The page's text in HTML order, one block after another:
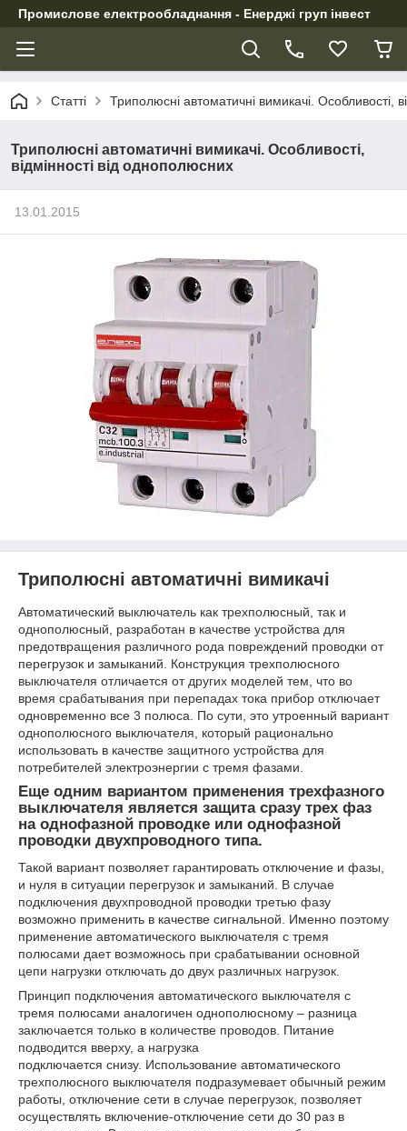
Промислове електрообладнання - Енерджі груп інвест
Статті Триполюсні автоматичні вимикачі. Особливості,
Триполюсні автоматичні вимикачі. Особливості,
відмінності від однополюсних
13.01.2015
Триполюсні автоматичні вимикачі
Автоматический выключатель как трехполюсный, так и
однополюсный, разработан в качестве устройства для
предотвращения различного рода повреждений проводки от
перегрузок и замыканий. Конструкция трехполюсного
выключателя отличается от других моделей тем, что во
время срабатывания при перепадах тока прибор отключает
одновременно все 3 полюса. По сути, это утроенный вариант
однополюсного выключателя, который рационально
использовать в качестве защитного устройства для
потребителей электроэнергии с тремя фазами.
Еще одним вариантом применения трехфазного
выключателя является защита сразу трех фаз
на однофазной проводке или однофазной
проводки двухпроводного типа.
Такой вариант позволяет гарантировать отключение и фазы,
и нуля в ситуации перегрузок и замыканий. В случае
подключения двухпроводной проводки третью фазу
возможно применить в качестве сигнальной. Именно поэтому
применение автоматического выключателя с тремя
полюсами дает возможнось при срабатывании основной
цепи нагрузки отключать до двух различных нагрузок.
Принцип подключения автоматического выключателя с
тремя полюсами аналогичен однополюсному – разница
заключается только в количестве проводов. Питание
подводится вверху, а нагрузка
подключается снизу. Использование автоматического
трехполюсного выключателя подразумевает обычный режим
работы, отключение сети в случае перегрузок, позволяет
осуществлять включение-отключение сети до 30 раз в